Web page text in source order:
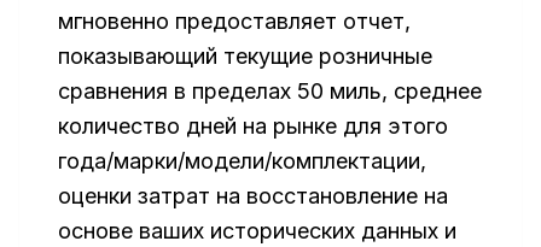
мгновенно предоставляет отчет,
показывающий текущие розничные
сравнения в пределах 50 миль, среднее
количество дней на рынке для этого
года/марки/модели/комплектации,
оценки затрат на восстановление на
основе ваших исторических данных и